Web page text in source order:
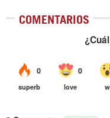
COMENTARIOS